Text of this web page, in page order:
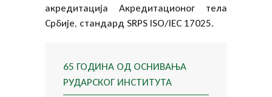
акредитација Акредитационог тела
Србије, стандард SRPS ISO/IEC 17025.
65 ГОДИНА ОД ОСНИВАЊА
РУДАРСКОГ ИНСТИТУТА